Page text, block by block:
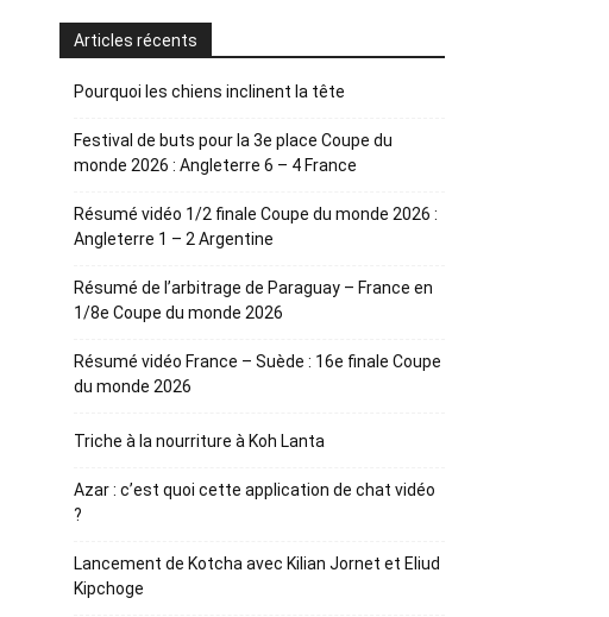
Articles récents
Pourquoi les chiens inclinent la tête
Festival de buts pour la 3e place Coupe du
monde 2026 : Angleterre 6 – 4 France
Résumé vidéo 1/2 finale Coupe du monde 2026 :
Angleterre 1 – 2 Argentine
Résumé de l’arbitrage de Paraguay – France en
1/8e Coupe du monde 2026
Résumé vidéo France – Suède : 16e finale Coupe
du monde 2026
Triche à la nourriture à Koh Lanta
Azar : c’est quoi cette application de chat vidéo
?
Lancement de Kotcha avec Kilian Jornet et Eliud
Kipchoge